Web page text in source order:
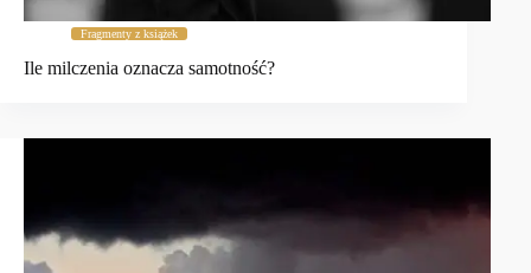
Fragmenty z książek
Ile milczenia oznacza samotność?